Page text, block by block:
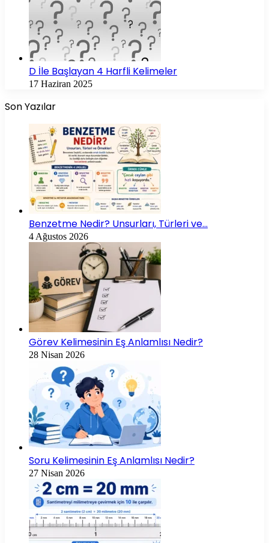
D İle Başlayan 4 Harfli Kelimeler
17 Haziran 2025
Son Yazılar
Benzetme Nedir? Unsurları, Türleri ve…
4 Ağustos 2026
Görev Kelimesinin Eş Anlamlısı Nedir?
28 Nisan 2026
Soru Kelimesinin Eş Anlamlısı Nedir?
27 Nisan 2026